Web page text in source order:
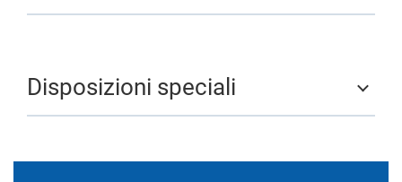
Disposizioni speciali